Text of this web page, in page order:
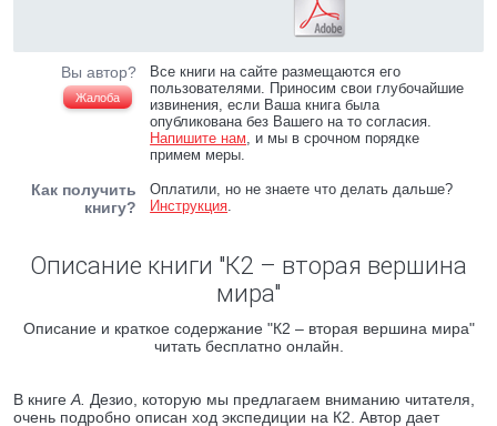
Вы автор?
Жалоба
Все книги на сайте размещаются его
пользователями. Приносим свои глубочайшие
извинения, если Ваша книга была
опубликована без Вашего на то согласия.
Напишите нам, и мы в срочном порядке
примем меры.
Как получить
книгу?
Оплатили, но не знаете что делать дальше?
Инструкция.
Описание книги "К2 – вторая вершина
мира"
Описание и краткое содержание "К2 – вторая вершина мира"
читать бесплатно онлайн.
В книге А. Дезио, которую мы предлагаем вниманию читателя,
очень подробно описан ход экспедиции на К2. Автор дает